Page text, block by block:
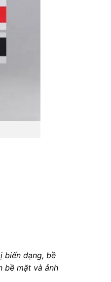
biến dạng, bề
bề mặt và ảnh